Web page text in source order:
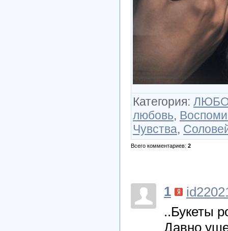
Категория:
любовь,
Чувства,
Всего комментариев: 2
1
..Букеты
Давно